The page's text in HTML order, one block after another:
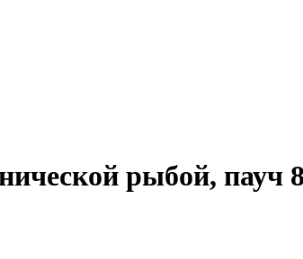
рыбой, пауч